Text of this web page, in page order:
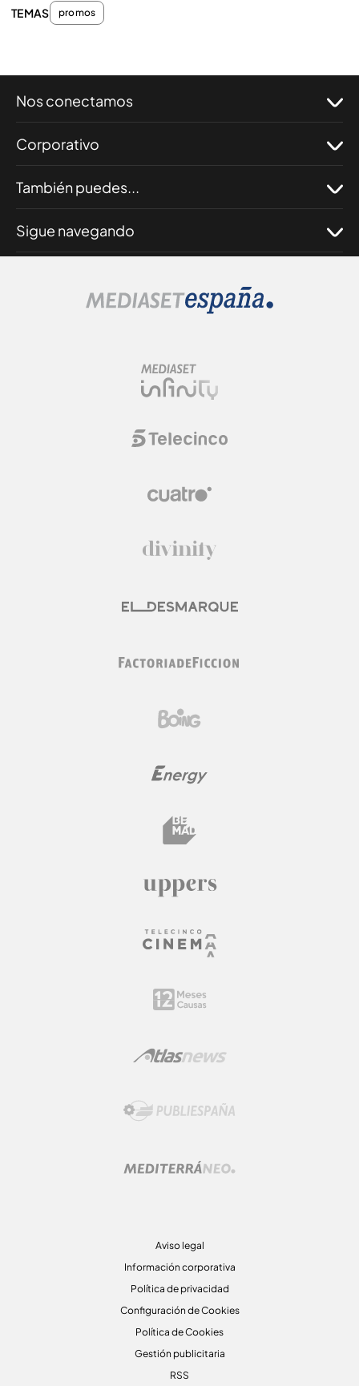
TEMAS promos
Nos conectamos
Corporativo
También puedes...
Sigue navegando
Aviso legal
Información corporativa
Política de privacidad
Configuración de Cookies
Política de Cookies
Gestión publicitaria
RSS